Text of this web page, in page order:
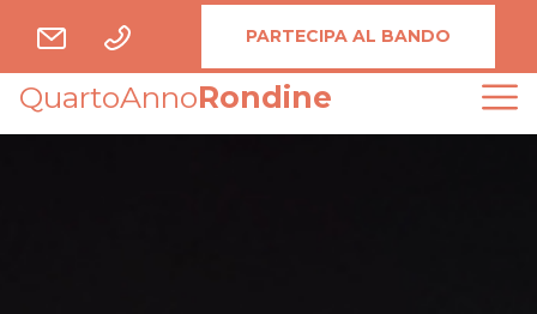
PARTECIPA AL BANDO
QuartoAnnoRondine